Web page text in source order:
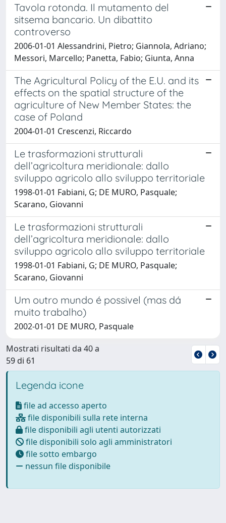
Tavola rotonda. Il mutamento del
sitsema bancario. Un dibattito
controverso
2006-01-01 Alessandrini, Pietro; Giannola, Adriano;
Messori, Marcello; Panetta, Fabio; Giunta, Anna
The Agricultural Policy of the E.U. and its
effects on the spatial structure of the
agriculture of New Member States: the
case of Poland
2004-01-01 Crescenzi, Riccardo
Le trasformazioni strutturali
dell’agricoltura meridionale: dallo
sviluppo agricolo allo sviluppo territoriale
1998-01-01 Fabiani, G; DE MURO, Pasquale;
Scarano, Giovanni
Le trasformazioni strutturali
dell’agricoltura meridionale: dallo
sviluppo agricolo allo sviluppo territoriale
1998-01-01 Fabiani, G; DE MURO, Pasquale;
Scarano, Giovanni
Um outro mundo é possivel (mas dá
muito trabalho)
2002-01-01 DE MURO, Pasquale
Mostrati risultati da 40 a
59 di 61
Legenda icone
file ad accesso aperto
file disponibili sulla rete interna
file disponibili agli utenti autorizzati
file disponibili solo agli amministratori
file sotto embargo
nessun file disponibile